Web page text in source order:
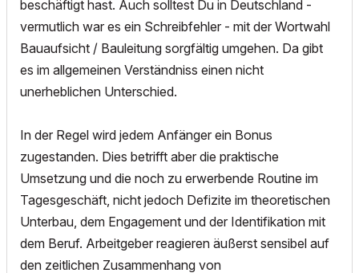
beschäftigt hast. Auch solltest Du in Deutschland -
vermutlich war es ein Schreibfehler - mit der Wortwahl
Bauaufsicht / Bauleitung sorgfältig umgehen. Da gibt
es im allgemeinen Verständniss einen nicht
unerheblichen Unterschied.
In der Regel wird jedem Anfänger ein Bonus
zugestanden. Dies betrifft aber die praktische
Umsetzung und die noch zu erwerbende Routine im
Tagesgeschäft, nicht jedoch Defizite im theoretischen
Unterbau, dem Engagement und der Identifikation mit
dem Beruf. Arbeitgeber reagieren äußerst sensibel auf
den zeitlichen Zusammenhang von